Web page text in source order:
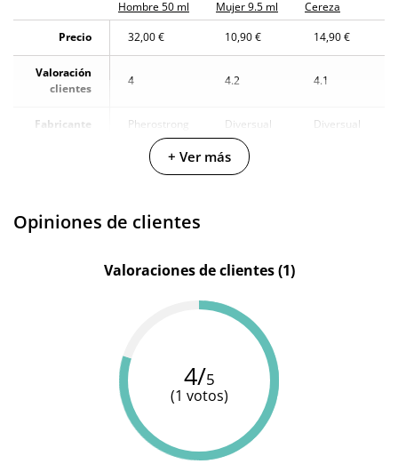
Hombre 50 ml
Mujer 9.5 ml
Cereza
Precio
32,00 € 10,90 € 14,90 €
Valoración
clientes
4 4.2 4.1
Fabricante Pherostrong Diversual Diversual
50 ml 9.5 ml
+ Ver más
Opiniones de clientes
Valoraciones de clientes (1)
4/5
(1 votos)